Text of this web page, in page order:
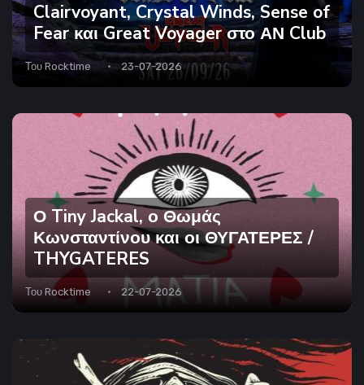
Clairvoyant, Crystal Winds, Sense of
Fear και Great Voyager στο ΑΝ Club
ΤουRocktime 23-07-2026
Ο Tiny Jackal, ο Θωμάς
Κωνσταντίνου και οι ΘΥΓΑΤΕΡΕΣ /
THYGATERES
Του Rocktime 22-07-2026